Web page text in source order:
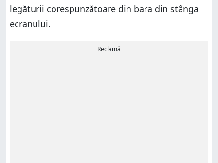
legăturii corespunzătoare din bara din stânga
ecranului.
Reclamă